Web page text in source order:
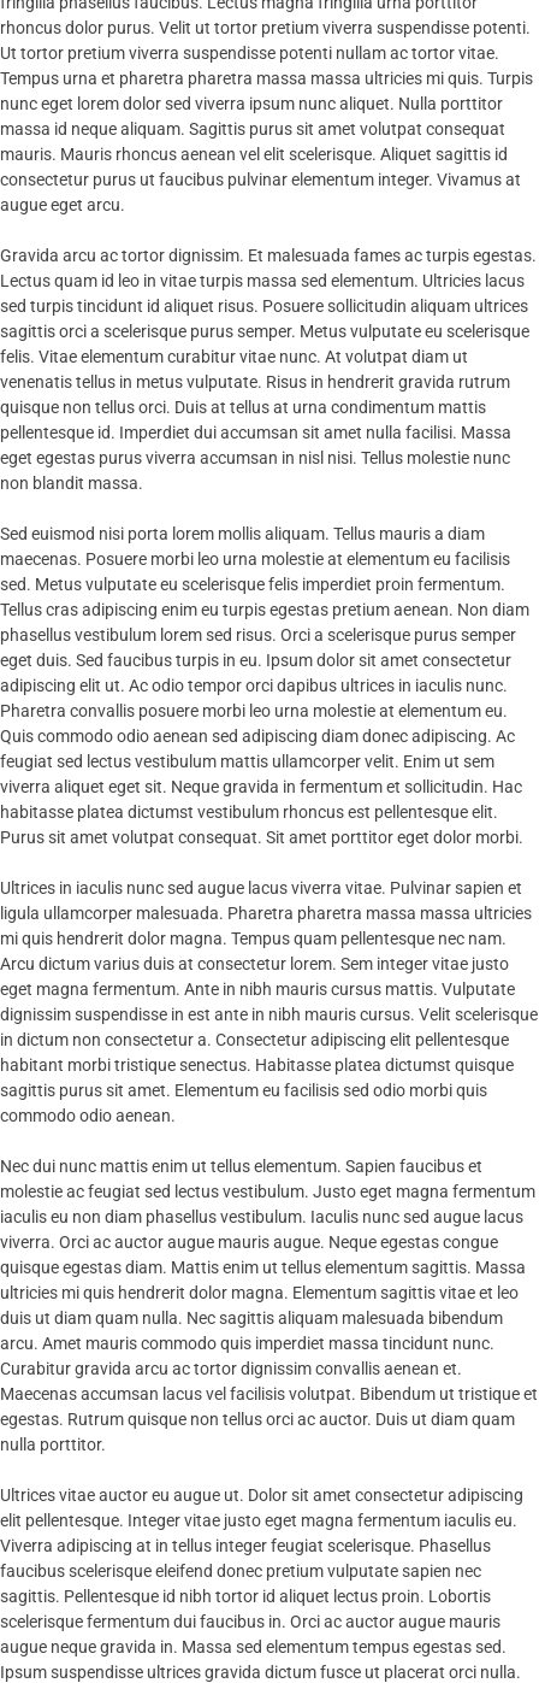
rhoncus dolor purus. Velit ut tortor pretium viverra suspendisse potenti.
Ut tortor pretium viverra suspendisse potenti nullam ac tortor vitae.
Tempus urna et pharetra pharetra massa massa ultricies mi quis. Turpis
nunc eget lorem dolor sed viverra ipsum nunc aliquet. Nulla porttitor
massa id neque aliquam. Sagittis purus sit amet volutpat consequat
mauris. Mauris rhoncus aenean vel elit scelerisque. Aliquet sagittis id
consectetur purus ut faucibus pulvinar elementum integer. Vivamus at
augue eget arcu.
Gravida arcu ac tortor dignissim. Et malesuada fames ac turpis egestas.
Lectus quam id leo in vitae turpis massa sed elementum. Ultricies lacus
sed turpis tincidunt id aliquet risus. Posuere sollicitudin aliquam ultrices
sagittis orci a scelerisque purus semper. Metus vulputate eu scelerisque
felis. Vitae elementum curabitur vitae nunc. At volutpat diam ut
venenatis tellus in metus vulputate. Risus in hendrerit gravida rutrum
quisque non tellus orci. Duis at tellus at urna condimentum mattis
pellentesque id. Imperdiet dui accumsan sit amet nulla facilisi. Massa
eget egestas purus viverra accumsan in nisl nisi. Tellus molestie nunc
non blandit massa.
Sed euismod nisi porta lorem mollis aliquam. Tellus mauris a diam
maecenas. Posuere morbi leo urna molestie at elementum eu facilisis
sed. Metus vulputate eu scelerisque felis imperdiet proin fermentum.
Tellus cras adipiscing enim eu turpis egestas pretium aenean. Non diam
phasellus vestibulum lorem sed risus. Orci a scelerisque purus semper
eget duis. Sed faucibus turpis in eu. Ipsum dolor sit amet consectetur
adipiscing elit ut. Ac odio tempor orci dapibus ultrices in iaculis nunc.
Pharetra convallis posuere morbi leo urna molestie at elementum eu.
Quis commodo odio aenean sed adipiscing diam donec adipiscing. Ac
feugiat sed lectus vestibulum mattis ullamcorper velit. Enim ut sem
viverra aliquet eget sit. Neque gravida in fermentum et sollicitudin. Hac
habitasse platea dictumst vestibulum rhoncus est pellentesque elit.
Purus sit amet volutpat consequat. Sit amet porttitor eget dolor morbi.
Ultrices in iaculis nunc sed augue lacus viverra vitae. Pulvinar sapien et
ligula ullamcorper malesuada. Pharetra pharetra massa massa ultricies
mi quis hendrerit dolor magna. Tempus quam pellentesque nec nam.
Arcu dictum varius duis at consectetur lorem. Sem integer vitae justo
eget magna fermentum. Ante in nibh mauris cursus mattis. Vulputate
dignissim suspendisse in est ante in nibh mauris cursus. Velit scelerisque
in dictum non consectetur a. Consectetur adipiscing elit pellentesque
habitant morbi tristique senectus. Habitasse platea dictumst quisque
sagittis purus sit amet. Elementum eu facilisis sed odio morbi quis
commodo odio aenean.
Nec dui nunc mattis enim ut tellus elementum. Sapien faucibus et
molestie ac feugiat sed lectus vestibulum. Justo eget magna fermentum
iaculis eu non diam phasellus vestibulum. Iaculis nunc sed augue lacus
viverra. Orci ac auctor augue mauris augue. Neque egestas congue
quisque egestas diam. Mattis enim ut tellus elementum sagittis. Massa
ultricies mi quis hendrerit dolor magna. Elementum sagittis vitae et leo
duis ut diam quam nulla. Nec sagittis aliquam malesuada bibendum
arcu. Amet mauris commodo quis imperdiet massa tincidunt nunc.
Curabitur gravida arcu ac tortor dignissim convallis aenean et.
Maecenas accumsan lacus vel facilisis volutpat. Bibendum ut tristique et
egestas. Rutrum quisque non tellus orci ac auctor. Duis ut diam quam
nulla porttitor.
Ultrices vitae auctor eu augue ut. Dolor sit amet consectetur adipiscing
elit pellentesque. Integer vitae justo eget magna fermentum iaculis eu.
Viverra adipiscing at in tellus integer feugiat scelerisque. Phasellus
faucibus scelerisque eleifend donec pretium vulputate sapien nec
sagittis. Pellentesque id nibh tortor id aliquet lectus proin. Lobortis
scelerisque fermentum dui faucibus in. Orci ac auctor augue mauris
augue neque gravida in. Massa sed elementum tempus egestas sed.
Ipsum suspendisse ultrices gravida dictum fusce ut placerat orci nulla.